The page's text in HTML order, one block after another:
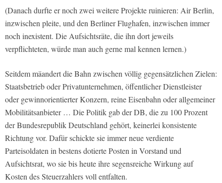
(Danach durfte er noch zwei weitere Projekte ruinieren: Air Berlin,
inzwischen pleite, und den Berliner Flughafen, inzwischen immer
noch inexistent. Die Aufsichtsräte, die ihn dort jeweils
verpflichteten, würde man auch gerne mal kennen lernen.)
Seitdem mäandert die Bahn zwischen völlig gegensätzlichen Zielen:
Staatsbetrieb oder Privatunternehmen, öffentlicher Dienstleister
oder gewinnorientierter Konzern, reine Eisenbahn oder allgemeiner
Mobilitätsanbieter … Die Politik gab der DB, die zu 100 Prozent
der Bundesrepublik Deutschland gehört, keinerlei konsistente
Richtung vor. Dafür schickte sie immer neue verdiente
Parteisoldaten in bestens dotierte Posten in Vorstand und
Aufsichtsrat, wo sie bis heute ihre segensreiche Wirkung auf
Kosten des Steuerzahlers voll entfalten.